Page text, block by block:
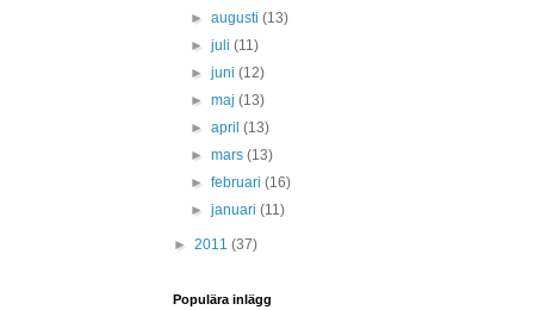
►augusti(13)
►juli(11)
►juni(12)
►maj(13)
►april(13)
►mars(13)
►februari(16)
►januari(11)
► 2011 (37)
Populära inlägg